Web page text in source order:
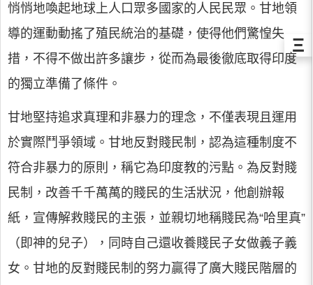
悄悄地喚起地球上人口眾多國家的人民民眾。甘地領
導的運動動搖了殖民統治的基礎，使得他們驚惶失
措，不得不做出許多讓步，從而為最後徹底取得印度
的獨立準備了條件。
甘地堅持追求真理和非暴力的理念，不僅表現且運用
於實際鬥爭領域。甘地反對賤民制，認為這種制度不
符合非暴力的原則，稱它為印度教的污點。為反對賤
民制，改善千千萬萬的賤民的生活狀況，他創辦報
紙，宣傳解救賤民的主張，並親切地稱賤民為“哈里真”
（即神的兒子），同時自己還收養賤民子女做義子義
女。甘地的反對賤民制的努力贏得了廣大賤民階層的
Ξ